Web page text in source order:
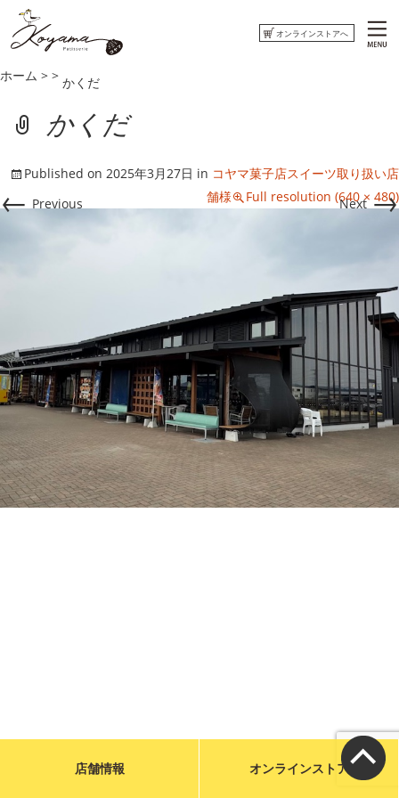
ホーム > > かくだ
かくだ
Published on 2025年3月27日 in コヤマ菓子店スイーツ取り扱い店
舗様
Full resolution (640 × 480)
← Previous Next→
オンラインストアへ
ホーム
コヤマ菓子店について
おしらせ
ウミネコまがじん
オンラインストアへ
メールで問い合わせる
お店に電話をかける
店舗情報 オンラインストア